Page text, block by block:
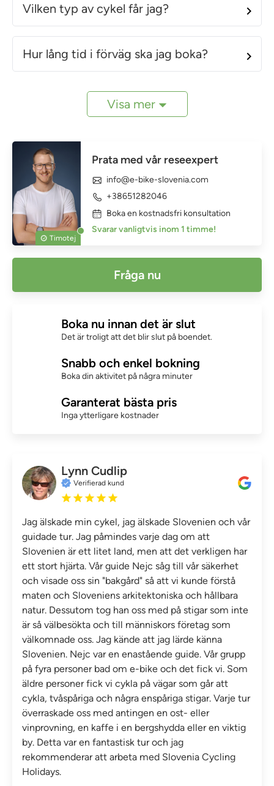
Vilken typ av cykel får jag?
Hur lång tid i förväg ska jag boka?
Visa mer
Timotej
Prata med vår reseexpert
info@e-bike-slovenia.com
+38651282046
Boka en kostnadsfri konsultation
Svarar vanligtvis inom 1 timme!
Fråga nu
Boka nu innan det är slut
Det är troligt att det blir slut på boendet.
Snabb och enkel bokning
Boka din aktivitet på några minuter
Garanterat bästa pris
Inga ytterligare kostnader
Lynn Cudlip
Verifierad kund
Jag älskade min cykel, jag älskade Slovenien och vår
guidade tur. Jag påmindes varje dag om att
Slovenien är ett litet land, men att det verkligen har
ett stort hjärta. Vår guide Nejc såg till vår säkerhet
och visade oss sin "bakgård" så att vi kunde förstå
maten och Sloveniens arkitektoniska och hållbara
natur. Dessutom tog han oss med på stigar som inte
är så välbesökta och till människors företag som
välkomnade oss. Jag kände att jag lärde känna
Slovenien. Nejc var en enastående guide. Vår grupp
på fyra personer bad om e-bike och det fick vi. Som
äldre personer fick vi cykla på vägar som går att
cykla, tvåspåriga och några enspåriga stigar. Varje tur
överraskade oss med antingen en ost- eller
vinprovning, en kaffe i en bergshydda eller en viktig
by. Detta var en fantastisk tur och jag
rekommenderar att arbeta med Slovenia Cycling
Holidays.